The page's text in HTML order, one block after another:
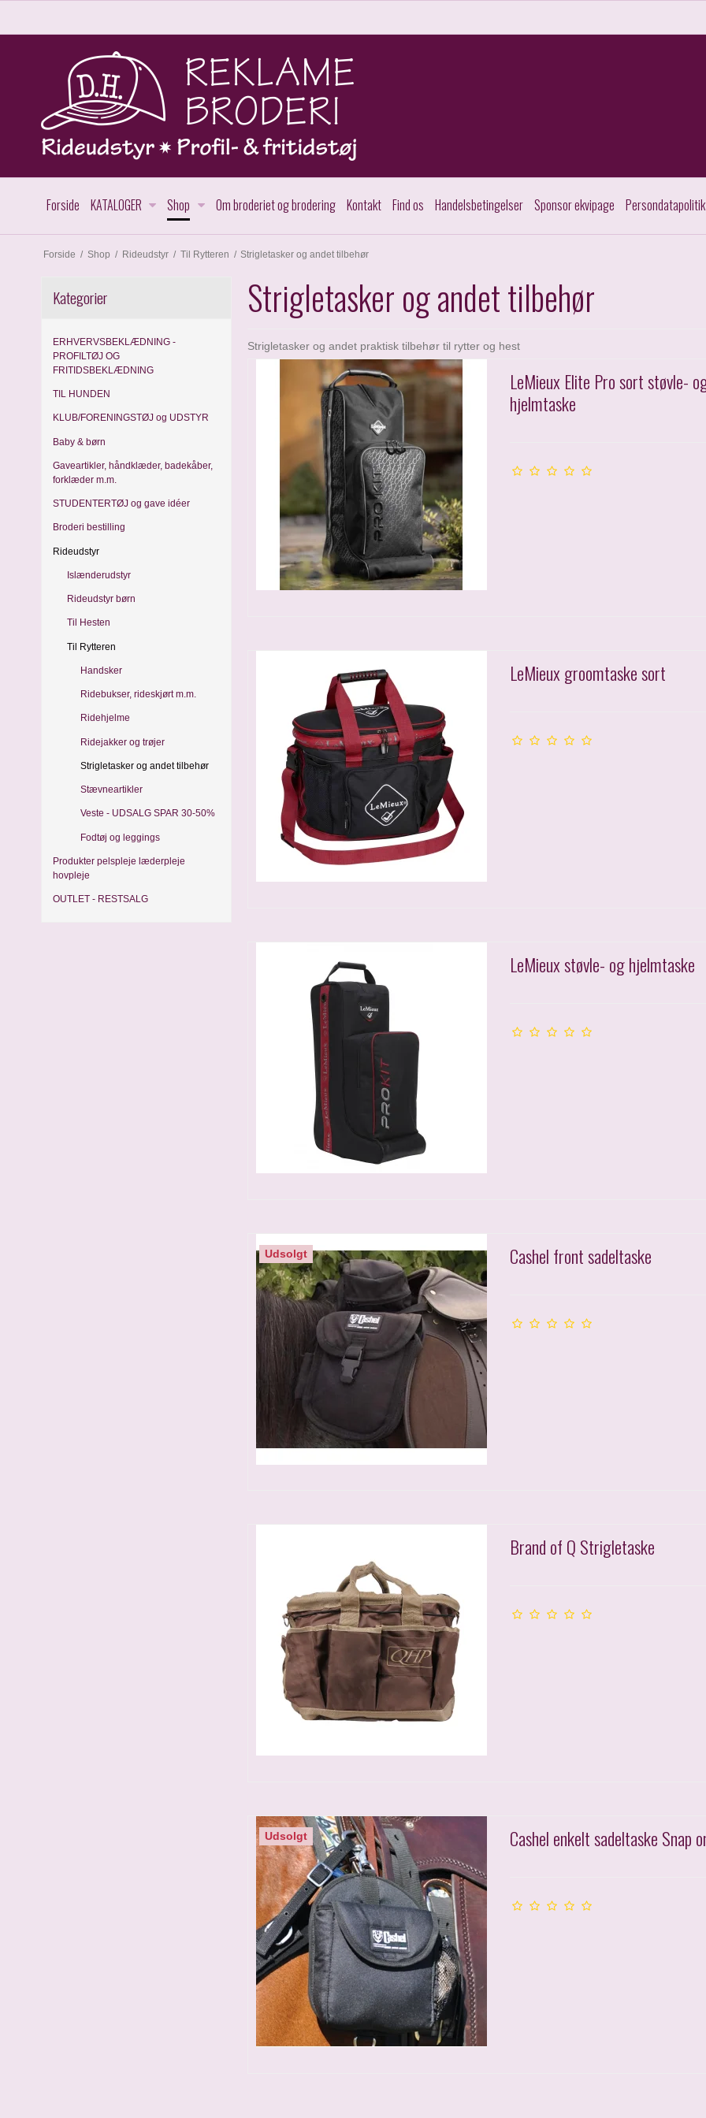
Forside KATALOGER Shop Om broderiet og brodering Kontakt Find os Handelsbetingelser Sponsor ekvipage Persondatapolitik
Forside / Shop / Rideudstyr / Til Rytteren / Strigletasker og andet tilbehør
Kategorier
ERHVERVSBEKLÆDNING -
PROFILTØJ OG
FRITIDSBEKLÆDNING
TIL HUNDEN
KLUB/FORENINGSTØJ og UDSTYR
Baby & børn
Gaveartikler, håndklæder, badekåber,
forklæder m.m.
STUDENTERTØJ og gave idéer
Broderi bestilling
Rideudstyr
Islænderudstyr
Rideudstyr børn
Til Hesten
Til Rytteren
Handsker
Ridebukser, rideskjørt m.m.
Ridehjelme
Ridejakker og trøjer
Strigletasker og andet tilbehør
Stævneartikler
Veste - UDSALG SPAR 30-50%
Fodtøj og leggings
Produkter pelspleje læderpleje
hovpleje
OUTLET - RESTSALG
Strigletasker og andet tilbehør
Strigletasker og andet praktisk tilbehør til rytter og hest
LeMieux Elite Pro sort støvle-
hjelmtaske
LeMieux groomtaske sort
LeMieux støvle- og hjelmtaske
Udsolgt Cashel front sadeltaske
Brand of Q Strigletaske
Udsolgt Cashel enkelt sadeltaske Snap